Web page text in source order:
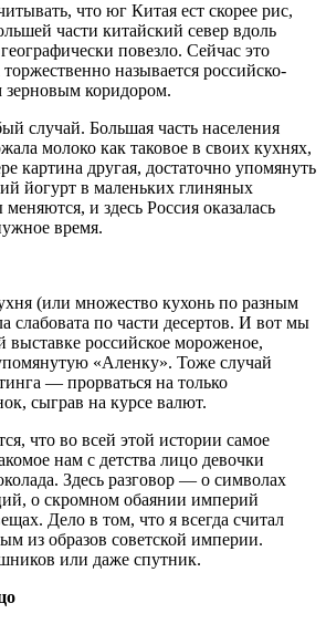
что юг Китая ест скорее рис,
части китайский север вдоль
повезло. Сейчас это
называется российско-
коридором.
случай. Большая часть населения
молоко как таковое в своих кухнях,
картина другая, достаточно упомянуть
йогурт в маленьких глиняных
и здесь Россия оказалась
время.
(или множество кухонь по разным
слабовата по части десертов. И вот мы
российское мороженое,
«Аленку». Тоже случай
— прорваться на только
сыграв на курсе валют.
что во всей этой истории самое
нам с детства лицо девочки
Здесь разговор — о символах
о скромном обаянии империй
Дело в том, что я всегда считал
из образов советской империи.
или даже спутник.